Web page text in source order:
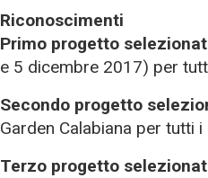
Riconoscimenti
Primo progetto
e 5 dicembre 2017) per
Secondo progetto
Garden Calabiana per tutti i
Terzo progetto